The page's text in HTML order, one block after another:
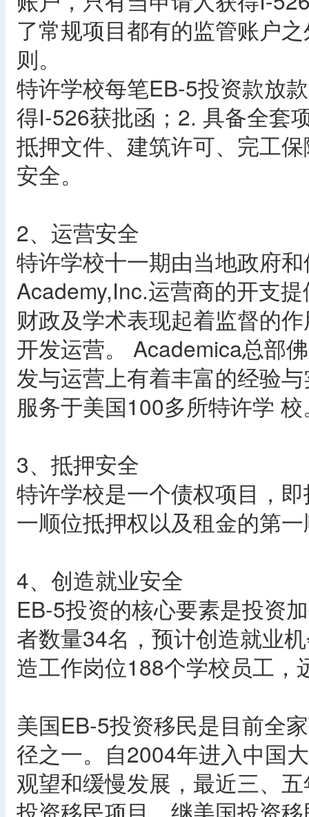
了常规项目都有的监管账户
则。
特许学校每笔EB-5投资款放
得I-526获批函；2. 具备全套
抵押文件、建筑许可、完工
安全。
2、运营安全
特许学校十一期由当地政府
Academy,Inc.运营商的开支
财政及学术表现起着监督的
开发运营。 Academica总部
发与运营上有着丰富的经验
服务于美国100多所特许学 校
3、抵押安全
特许学校是一个债权项目，
一顺位抵押权以及租金的第
4、创造就业安全
EB-5投资的核心要素是投资
者数量34名，预计创造就业
造工作岗位188个学校员工，
美国EB-5投资移民是目前全
径之一。自2004年进入中国
观望和缓慢发展，最近三、